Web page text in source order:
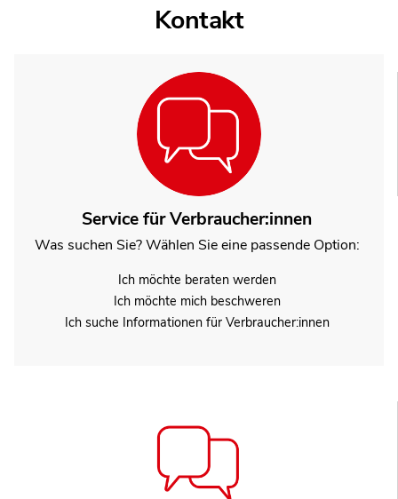
Kontakt
Service für Verbraucher:innen
Was suchen Sie? Wählen Sie eine passende Option:
Ich möchte beraten werden
Ich möchte mich beschweren
Ich suche Informationen für Verbraucher:innen